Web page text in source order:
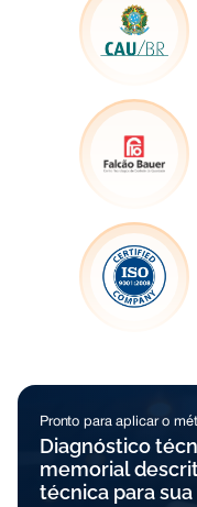
Pronto para aplicar o
Diagnóstico
memorial
técnica para